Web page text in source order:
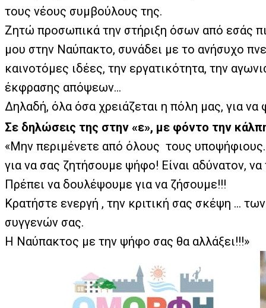
τους νέους συμβούλους της.
Ζητώ προσωπικά την στήριξη όσων από εσάς
μου στην Ναύπακτο, συνάδει με το ανήσυχο
καινοτόμες ιδέες, την εργατικότητα, την
έκφρασης απόψεων…
Δηλαδή, όλα όσα χρειάζεται η πόλη μας, για να
Σε δηλώσεις της στην «ε», με φόντο την
«Μην περιμένετε από όλους τους
για να σας ζητήσουμε ψήφο! Είναι αδύνατον,
Πρέπει να δουλέψουμε για να ζήσουμε!!!
Κρατήστε ενεργή , την κριτική σας σκέψη …
συγγενών σας.
Η Ναύπακτος με την ψήφο σας θα αλλάξει!!!»